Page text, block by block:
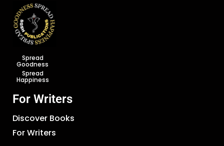
Spread
Goodness
Spread
Happiness
For Writers
Discover Books
For Writers